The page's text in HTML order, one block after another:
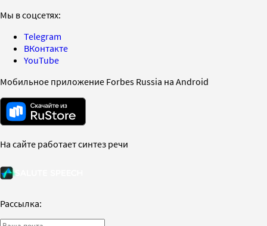
Мы в соцсетях:
Telegram
ВКонтакте
YouTube
Мобильное приложение Forbes Russia на Android
На сайте работает синтез речи
Рассылка: